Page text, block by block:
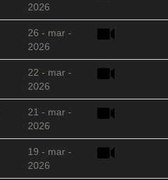
2026
26 - mar -
2026
22 - mar -
2026
21 - mar -
2026
19 - mar -
2026